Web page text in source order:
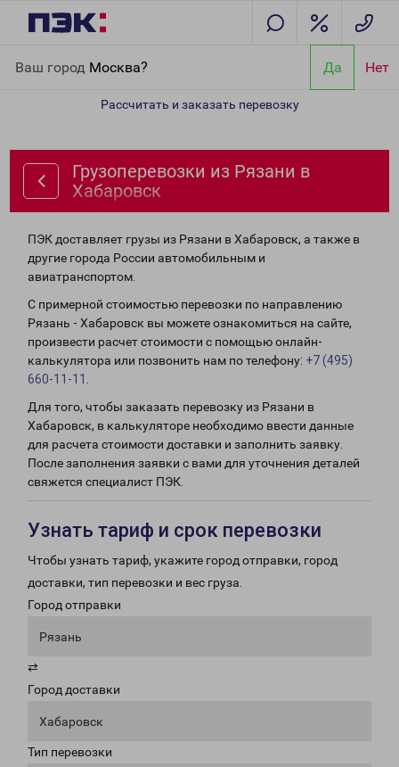
Ваш город Москва? Да Нет
Рассчитать и заказать перевозку
Грузоперевозки из Рязани в
Хабаровск
ПЭК доставляет грузы из Рязани в Хабаровск, а также в
другие города России автомобильным и
авиатранспортом.
С примерной стоимостью перевозки по направлению
Рязань - Хабаровск вы можете ознакомиться на сайте,
произвести расчет стоимости с помощью онлайн-
калькулятора или позвонить нам по телефону: +7 (495)
660-11-11
Для того, чтобы заказать перевозку из Рязани в
Хабаровск, в калькуляторе необходимо ввести данные
для расчета стоимости доставки и заполнить заявку.
После заполнения заявки с вами для уточнения деталей
свяжется специалист ПЭК.
Узнать тариф и срок перевозки
Чтобы узнать тариф, укажите город отправки, город
доставки, тип перевозки и вес груза.
Город отправки
Рязань
⇄
Город доставки
Хабаровск
Тип перевозки